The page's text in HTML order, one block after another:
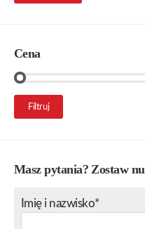
Cena
Cena
min.
Cena
maks.
Filtruj
Masz pytania? Zostaw
Imię i nazwisko*